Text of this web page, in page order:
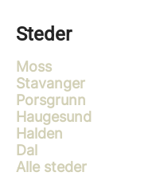
Steder
Moss
Stavanger
Porsgrunn
Haugesund
Halden
Dal
Alle steder